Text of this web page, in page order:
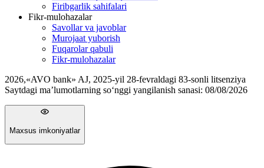
Firibgarlik sahifalari
Fikr-mulohazalar
Savollar va javoblar
Murojaat yuborish
Fuqarolar qabuli
Fikr-mulohazalar
2026,«AVO bank» AJ, 2025-yil 28-fevraldagi 83-sonli litsenziya
Saytdagi ma’lumotlarning so‘nggi yangilanish sanasi: 08/08/2026
Maxsus imkoniyatlar